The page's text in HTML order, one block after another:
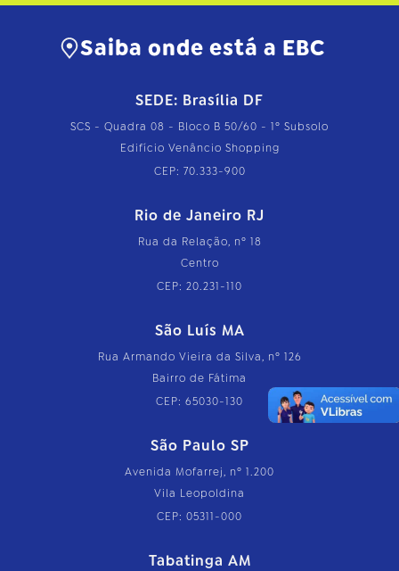
Saiba onde está a EBC
SEDE: Brasília DF
SCS - Quadra 08 - Bloco B 50/60 - 1º Subsolo
Edifício Venâncio Shopping
CEP: 70.333-900
Rio de Janeiro RJ
Rua da Relação, nº 18
Centro
CEP: 20.231-110
São Luís MA
Rua Armando Vieira da Silva, nº 126
Bairro de Fátima
CEP: 65030-130
São Paulo SP
Avenida Mofarrej, nº 1.200
Vila Leopoldina
CEP: 05311-000
Tabatinga AM